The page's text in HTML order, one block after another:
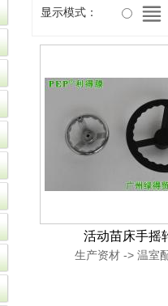
显示模式：
活动苗床手摇
生产资材 -> 温室